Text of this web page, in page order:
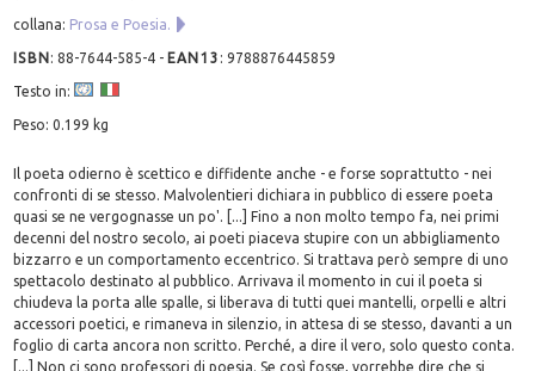
collana: Prosa e Poesia.
ISBN:88-7644-585-4 - EAN13 :9788876445859
Testo in:
Peso: 0.199 kg
Il poeta odierno è scettico e diffidente anche - e forse soprattutto - nei
confronti di se stesso. Malvolentieri dichiara in pubblico di essere poeta
quasi se ne vergognasse un po'. [...] Fino a non molto tempo fa, nei primi
decenni del nostro secolo, ai poeti piaceva stupire con un abbigliamento
bizzarro e un comportamento eccentrico. Si trattava però sempre di uno
spettacolo destinato al pubblico. Arrivava il momento in cui il poeta si
chiudeva la porta alle spalle, si liberava di tutti quei mantelli, orpelli e altri
accessori poetici, e rimaneva in silenzio, in attesa di se stesso, davanti a un
foglio di carta ancora non scritto. Perché, a dire il vero, solo questo conta.
[...] Non ci sono professori di poesia. Se così fosse, vorrebbe dire che si